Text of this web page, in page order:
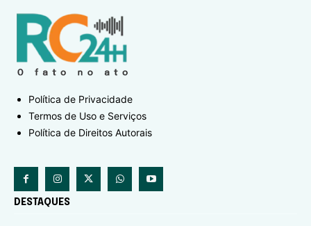
Política de Privacidade
Termos de Uso e Serviços
Política de Direitos Autorais
DESTAQUES